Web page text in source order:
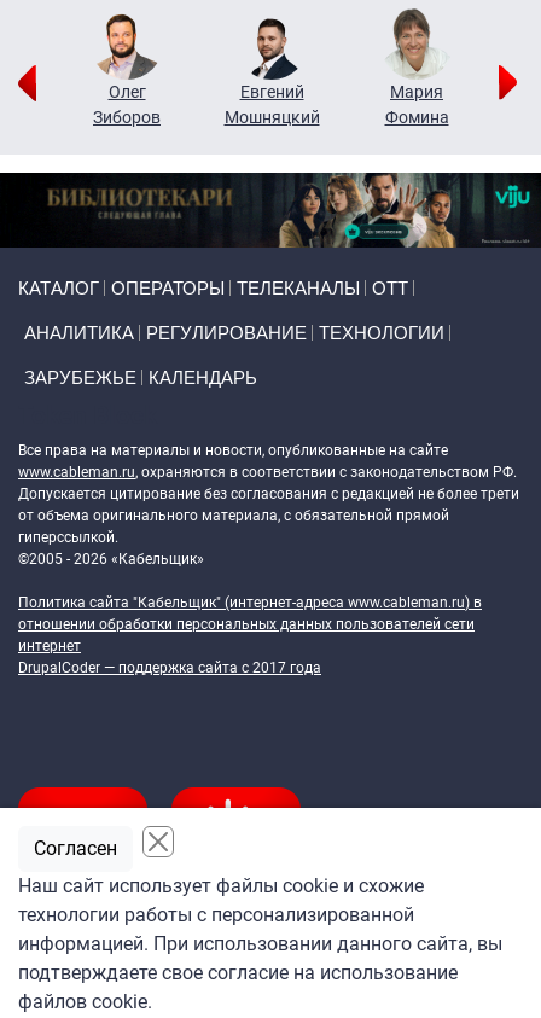
Олег
Зиборов
Евгений
Мошняцкий
Мария
Фомина
КАТАЛОГ ОПЕРАТОРЫ ТЕЛЕКАНАЛЫ ОТТ
АНАЛИТИКА РЕГУЛИРОВАНИЕ ТЕХНОЛОГИИ
ЗАРУБЕЖЬЕ КАЛЕНДАРЬ
Все права на материалы и новости, опубликованные на сайте
www.cableman.ru, охраняются в соответствии с законодательством РФ.
Допускается цитирование без согласования с редакцией не более трети
от объема оригинального материала, с обязательной прямой
гиперссылкой.
©2005 - 2026 «Кабельщик»
Политика сайта "Кабельщик" (интернет-адреса www.cableman.ru) в
отношении обработки персональных данных пользователей сети
интернет
DrupalCoder — поддержка сайта c 2017 года
Подпишитесь
на ежедневную рассылку
«Кабельщика»
Наш сайт использует файлы cookie и схожие
технологии работы с персонализированной
информацией. При использовании данного сайта, вы
подтверждаете свое согласие на использование
файлов cookie.
Согласен